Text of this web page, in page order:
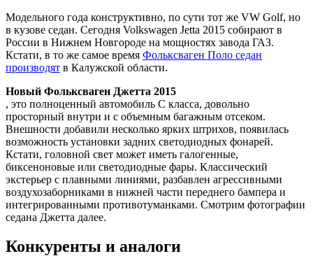
Модельного года конструктивно, по сути тот же VW Golf, но
в кузове седан. Сегодня Volkswagen Jetta 2015 собирают в
России в Нижнем Новгороде на мощностях завода ГАЗ.
Кстати, в то же самое время Фольксваген Поло седан
производят в Калужской области.
Новый Фольксваген Джетта 2015
, это полноценный автомобиль C класса, довольно
просторный внутри и с объемным багажным отсеком.
Внешности добавили несколько ярких штрихов, появилась
возможность установки задних светодиодных фонарей.
Кстати, головной свет может иметь галогенные,
биксеноновые или светодиодные фары. Классический
экстерьер с плавными линиями, разбавлен агрессивными
воздухозаборниками в нижней части переднего бампера и
интегрированными противотуманками. Смотрим фотографии
седана Джетта далее.
Конкуренты и аналоги